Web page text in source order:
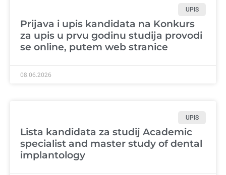
UPIS
Prijava i upis kandidata na Konkurs
za upis u prvu godinu studija provodi
se online, putem web stranice
08.06.2026
UPIS
Lista kandidata za studij Academic
specialist and master study of dental
implantology